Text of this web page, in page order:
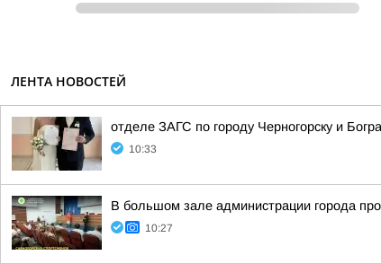
ЛЕНТА НОВОСТЕЙ
отделе ЗАГС по городу Черногорску и
10:33
В большом зале администрации города
10:27